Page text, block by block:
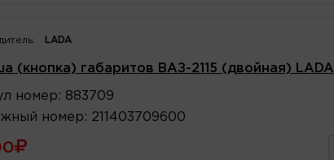
LADA
(кнопка) габаритов ВАЗ-2115 (двойная) LADA
номер : 883709
номер : 211403709600